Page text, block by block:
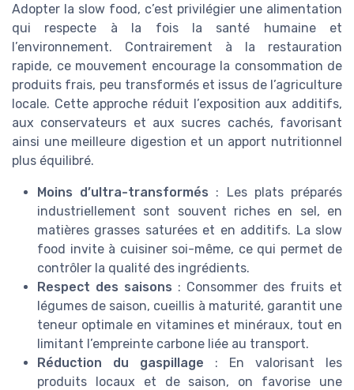
Adopter la slow food, c’est privilégier une alimentation
qui respecte à la fois la santé humaine et
l’environnement. Contrairement à la restauration
rapide, ce mouvement encourage la consommation de
produits frais, peu transformés et issus de l’agriculture
locale. Cette approche réduit l’exposition aux additifs,
aux conservateurs et aux sucres cachés, favorisant
ainsi une meilleure digestion et un apport nutritionnel
plus équilibré.
Moins d’ultra-transformés : Les plats préparés
industriellement sont souvent riches en sel, en
matières grasses saturées et en additifs. La slow
food invite à cuisiner soi-même, ce qui permet de
contrôler la qualité des ingrédients.
Respect des saisons : Consommer des fruits et
légumes de saison, cueillis à maturité, garantit une
teneur optimale en vitamines et minéraux, tout en
limitant l’empreinte carbone liée au transport.
Réduction du gaspillage : En valorisant les
produits locaux et de saison, on favorise une